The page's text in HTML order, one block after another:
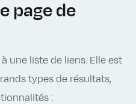
page de
une liste de liens. Elle est
types de résultats,
: